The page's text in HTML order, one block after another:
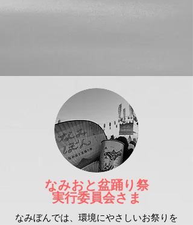
なみおと盆踊り祭
実行委員会さま
なみぼんでは、環境にやさしいお祭りを